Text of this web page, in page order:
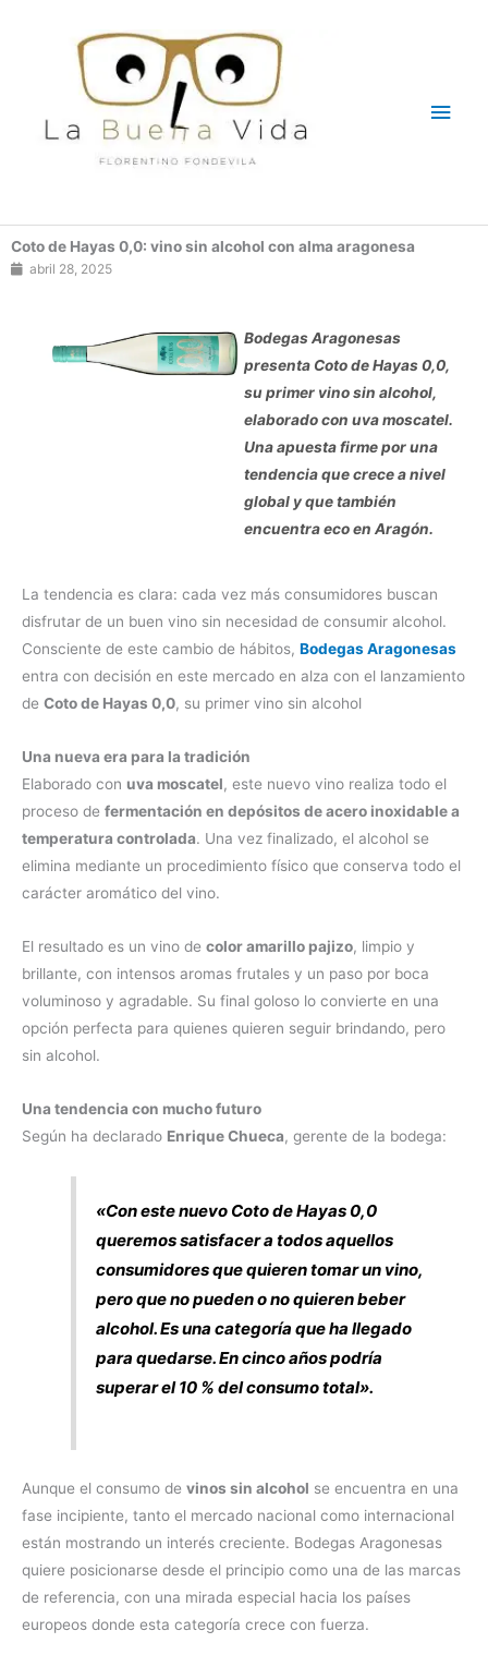
Coto de Hayas 0,0: vino sin alcohol con alma aragonesa
abril 28, 2025
Bodegas Aragonesas
presenta Coto de Hayas 0,0,
su primer vino sin alcohol,
elaborado con uva moscatel.
Una apuesta firme por una
tendencia que crece a nivel
global y que también
encuentra eco en Aragón.
La tendencia es clara: cada vez más consumidores buscan
disfrutar de un buen vino sin necesidad de consumir alcohol.
Consciente de este cambio de hábitos, Bodegas Aragonesas
entra con decisión en este mercado en alza con el lanzamiento
de Coto de Hayas 0,0, su primer vino sin alcohol
Una nueva era para la tradición
Elaborado con uva moscatel, este nuevo vino realiza todo el
proceso de fermentación en depósitos de acero inoxidable a
temperatura controlada. Una vez finalizado, el alcohol se
elimina mediante un procedimiento físico que conserva todo el
carácter aromático del vino.
El resultado es un vino de color amarillo pajizo, limpio y
brillante, con intensos aromas frutales y un paso por boca
voluminoso y agradable. Su final goloso lo convierte en una
opción perfecta para quienes quieren seguir brindando, pero
sin alcohol.
Una tendencia con mucho futuro
Según ha declarado Enrique Chueca, gerente de la bodega:
«Con este nuevo Coto de Hayas 0,0
queremos satisfacer a todos aquellos
consumidores que quieren tomar un vino,
pero que no pueden o no quieren beber
alcohol. Es una categoría que ha llegado
para quedarse. En cinco años podría
superar el 10 % del consumo total».
Aunque el consumo de vinos sin alcohol se encuentra en una
fase incipiente, tanto el mercado nacional como internacional
están mostrando un interés creciente. Bodegas Aragonesas
quiere posicionarse desde el principio como una de las marcas
de referencia, con una mirada especial hacia los países
europeos donde esta categoría crece con fuerza.